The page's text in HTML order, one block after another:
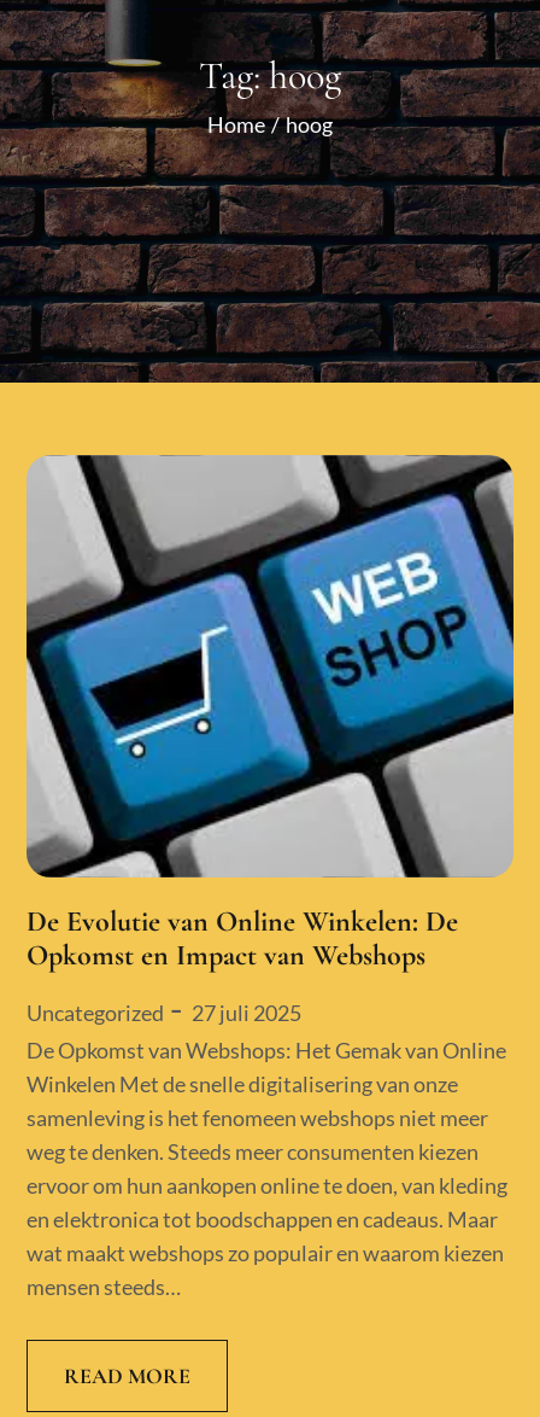
Tag:hoog
Home hoog
De Evolutie van Online Winkelen: De
Opkomst en Impact van Webshops
Uncategorized
Posted
on
27 juli 2025
De Opkomst van Webshops: Het Gemak van Online
Winkelen Met de snelle digitalisering van onze
samenleving is het fenomeen webshops niet meer
weg te denken. Steeds meer consumenten kiezen
ervoor om hun aankopen online te doen, van kleding
en elektronica tot boodschappen en cadeaus. Maar
wat maakt webshops zo populair en waarom kiezen
mensen steeds…
READ MORE